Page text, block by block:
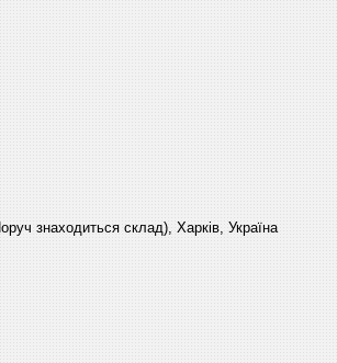
знаходиться склад), Харків, Україна